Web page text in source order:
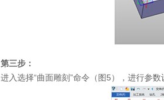
第三步：
进入选择“曲面雕刻”命令（图5），进行参数